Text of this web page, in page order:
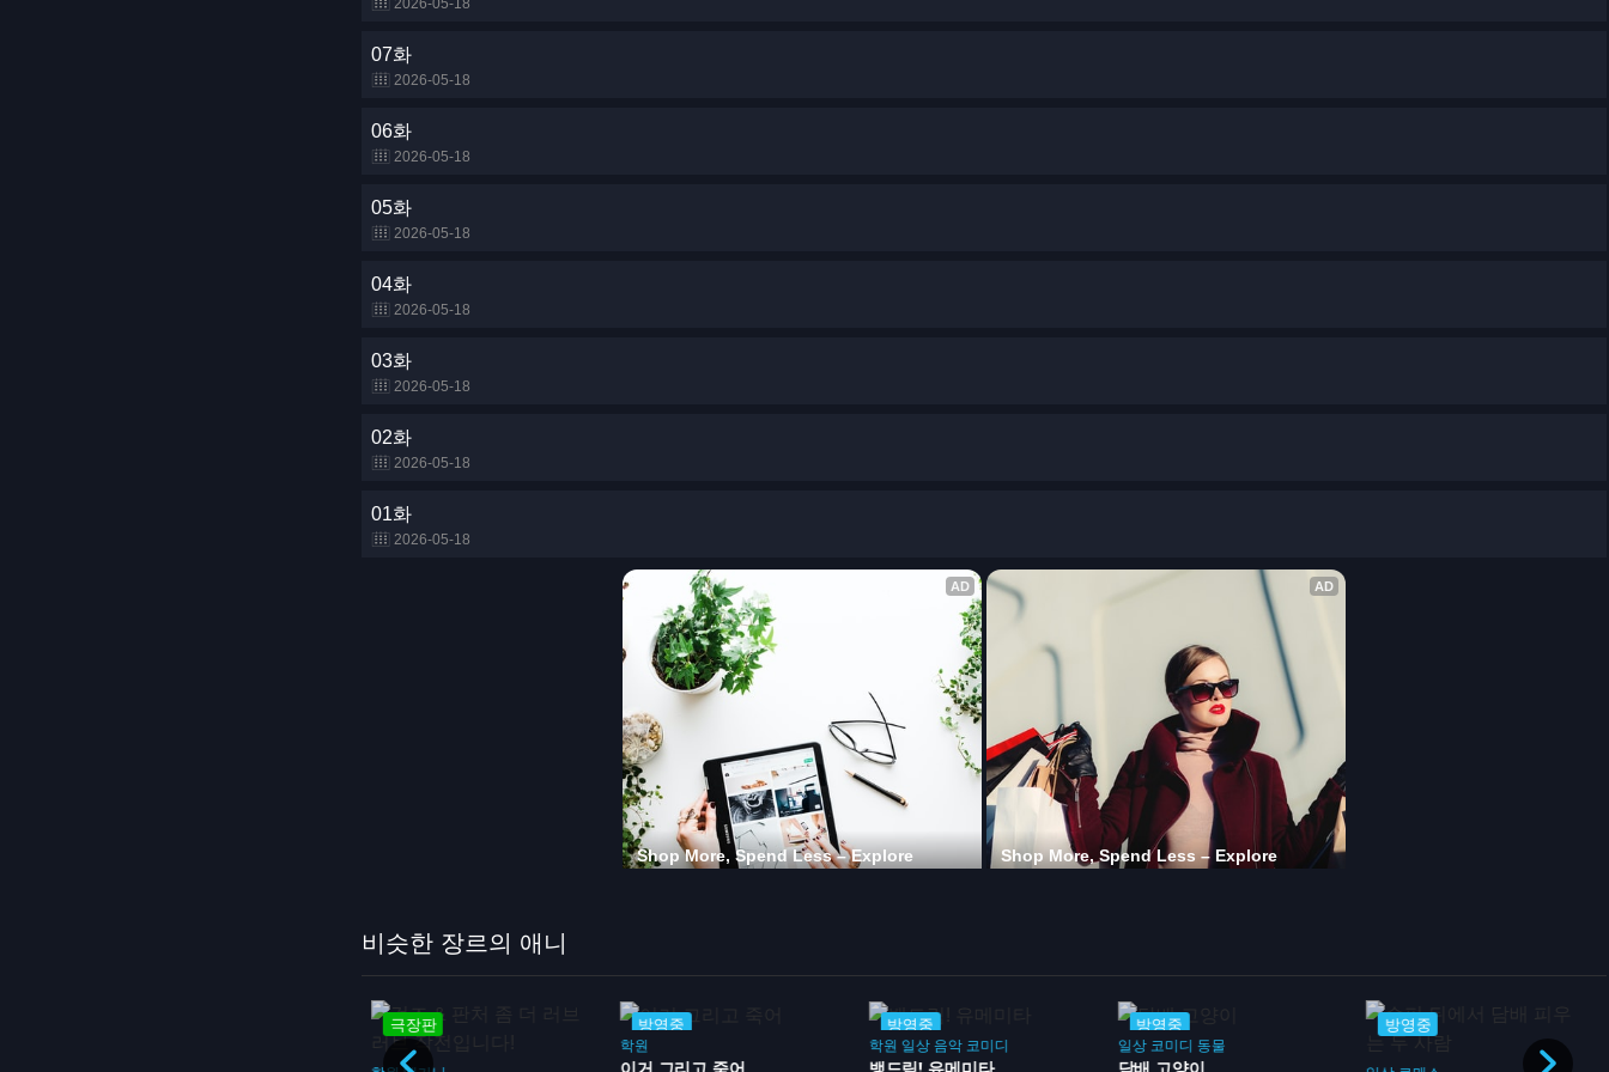
2026-05-18
07화
2026-05-18
06화
2026-05-18
05화
2026-05-18
04화
2026-05-18
03화
2026-05-18
02화
2026-05-18
01화
2026-05-18
비슷한 장르의 애니
극장판 방영중
학원
방영중
학원 일상 음악 코미디
방영중
일상 코미디 동물
방영중